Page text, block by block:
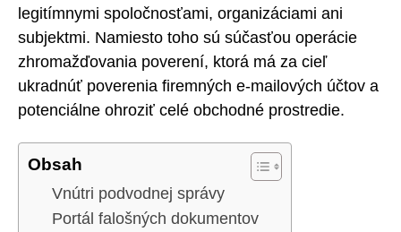
legitímnymi spoločnosťami, organizáciami ani
subjektmi. Namiesto toho sú súčasťou operácie
zhromažďovania poverení, ktorá má za cieľ
ukradnúť poverenia firemných e-mailových účtov a
potenciálne ohroziť celé obchodné prostredie.
Obsah
Vnútri podvodnej správy
Portál falošných dokumentov